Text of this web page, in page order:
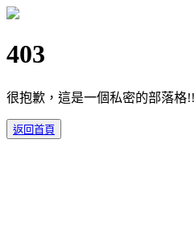
403
很抱歉，這是一個私密的部落格!!
返回首頁